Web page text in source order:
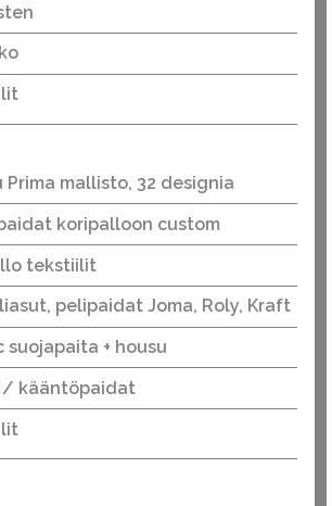
Prima mallisto, 32 designia
koripalloon custom
tekstiilit
pelipaidat Joma, Roly, Kraft
suojapaita + housu
/ kääntöpaidat